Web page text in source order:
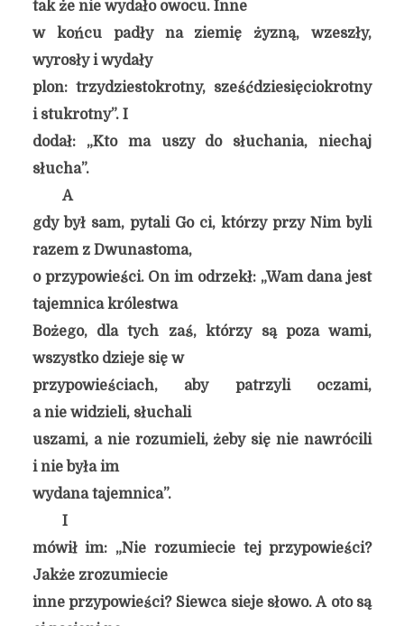
tak że nie wydało owocu. Inne
w końcu padły na ziemię żyzną, wzeszły,
wyrosły i wydały
plon: trzydziestokrotny, sześćdziesięciokrotny
i stukrotny”. I
dodał: „Kto ma uszy do słuchania, niechaj
słucha”.
A
gdy był sam, pytali Go ci, którzy przy Nim byli
razem z Dwunastoma,
o przypowieści. On im odrzekł: „Wam dana jest
tajemnica królestwa
Bożego, dla tych zaś, którzy są poza wami,
wszystko dzieje się w
przypowieściach, aby patrzyli oczami,
a nie widzieli, słuchali
uszami, a nie rozumieli, żeby się nie nawrócili
i nie była im
wydana tajemnica”.
I
mówił im: „Nie rozumiecie tej przypowieści?
Jakże zrozumiecie
inne przypowieści? Siewca sieje słowo. A oto są